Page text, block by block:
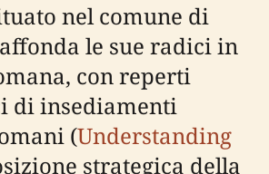
nel comune di
le sue radici in
con reperti
di insediamenti
(Understanding
strategica della